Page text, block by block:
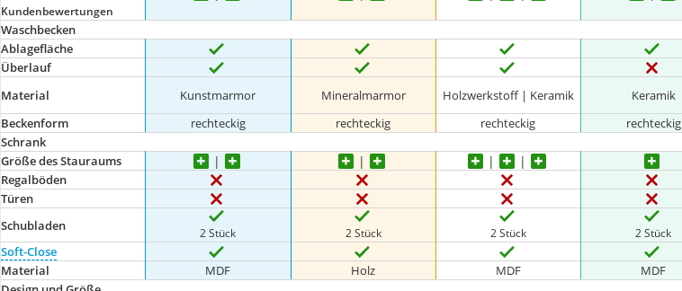
Kundenbewertungen
Waschbecken
Ablagefläche
Überlauf
Material
Kunstmarmor Mineralmarmor Holzwerkstoff | Keramik Keramik
Beckenform rechteckig rechteckig rechteckig rechteckig
Schrank
Größe des Stauraums
Regalböden
Türen
Schubladen
2 Stück 2 Stück 2 Stück 2 Stück
Soft-Close
Material
MDF Holz MDF MDF